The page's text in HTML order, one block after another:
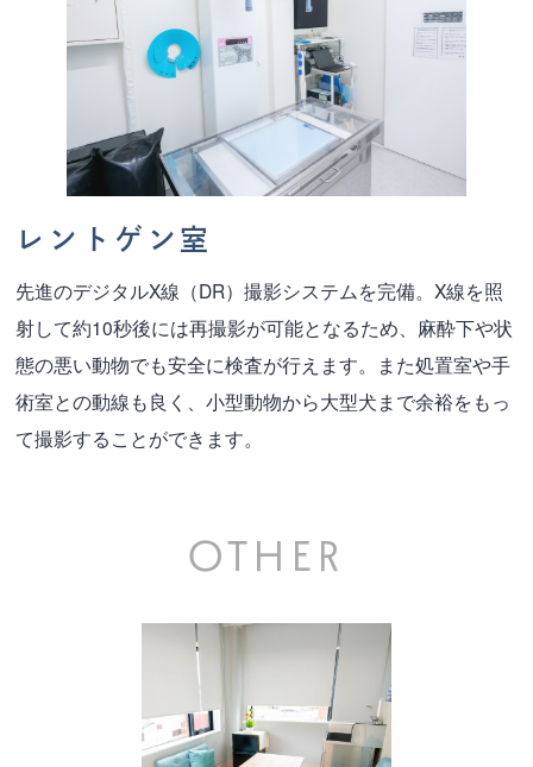
レントゲン室
先進のデジタルX線（DR）撮影システムを完備。X線を照
射して約10秒後には再撮影が可能となるため、麻酔下や状
態の悪い動物でも安全に検査が行えます。また処置室や手
術室との動線も良く、小型動物から大型犬まで余裕をもっ
て撮影することができます。
OTHER